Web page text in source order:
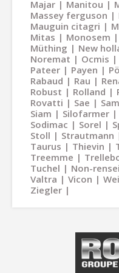
Majar
Manitou
Massey ferguson
Mauguin citagri
Mitas
Monosem
Müthing
New
Noremat
Ocmis
Pateer
Payen
Rabaud
Rau
Robust
Rolland
Rovatti
Sae
Siam
Silofarmer
Sodimac
Sorel
Stoll
Strautmann
Taurus
Thievin
Treemme
Tuchel
Non-
Valtra
Vicon
Ziegler